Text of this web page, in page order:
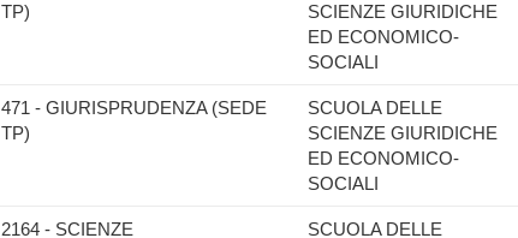
TP)
SCIENZE GIURIDICHE
ED ECONOMICO-
SOCIALI
471 - GIURISPRUDENZA (SEDE
TP)
SCUOLA DELLE
SCIENZE GIURIDICHE
ED ECONOMICO-
SOCIALI
2164 - SCIENZE SCUOLA DELLE